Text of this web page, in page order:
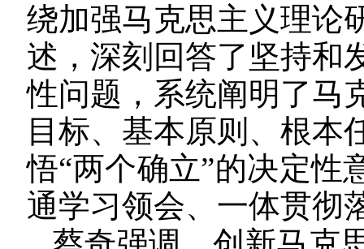
绕加强马克思主义理论
述，深刻回答了坚持和
性问题，系统阐明了马
目标、基本原则、根本
悟“两个确立”的决定性
通学习领会、一体贯彻